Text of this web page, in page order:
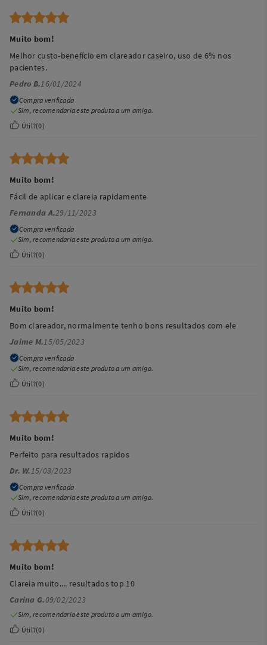
Muito bom!
Melhor custo-benefício em clareador caseiro, uso de 6% nos
pacientes.
Pedro B.16/01/2024
Compra verificada
Sim, recomendaria este produto a um amigo.
Útil?(0)
Muito bom!
Fácil de aplicar e clareia rapidamente
Fernanda A.29/11/2023
Compra verificada
Sim, recomendaria este produto a um amigo.
Útil?(0)
Muito bom!
Bom clareador, normalmente tenho bons resultados com ele
Jaime M.15/05/2023
Compra verificada
Sim, recomendaria este produto a um amigo.
Útil?(0)
Muito bom!
Perfeito para resultados rapidos
Dr. W.15/03/2023
Compra verificada
Sim, recomendaria este produto a um amigo.
Útil?(0)
Muito bom!
Clareia muito.... resultados top 10
Carina G.09/02/2023
Sim, recomendaria este produto a um amigo.
Útil?(0)